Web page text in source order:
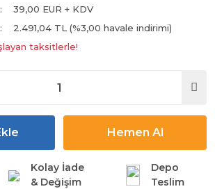
39,00 EUR + KDV
2.491,04 TL (%3,00 havale indirimi)
taksitlerle!
Hemen Al
Kolay İade
& Değişim
Depo
Teslim